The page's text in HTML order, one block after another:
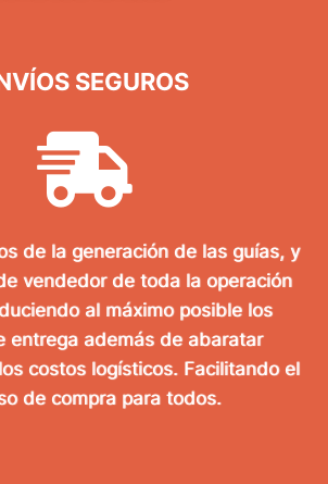
SEGUROS
de la generación de las guías, y
vendedor de toda la operación
al máximo posible los
entrega además de abaratar
costos logísticos. Facilitando el
de compra para todos.